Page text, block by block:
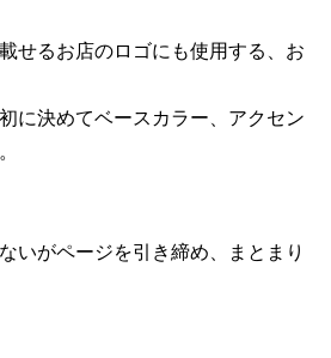
せるお店のロゴにも使用する、お
に決めてベースカラー、アクセン
いがページを引き締め、まとまり